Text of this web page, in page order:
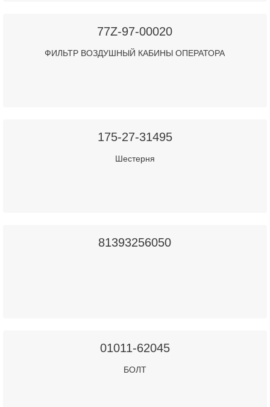
77Z-97-00020
ФИЛЬТР ВОЗДУШНЫЙ КАБИНЫ ОПЕРАТОРА
175-27-31495
Шестерня
81393256050
01011-62045
БОЛТ